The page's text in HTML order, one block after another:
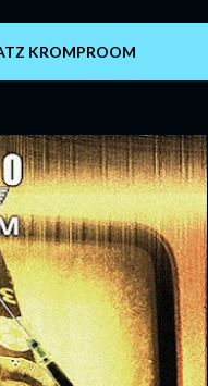
KROMPROOM